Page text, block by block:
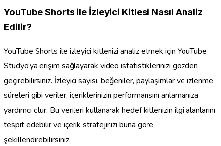
YouTube Shorts ile İzleyici Kitlesi Nasıl Analiz
Edilir?
YouTube Shorts ile izleyici kitlenizi analiz etmek için YouTube
Stüdyo’ya erişim sağlayarak video istatistiklerinizi gözden
geçirebilirsiniz. İzleyici sayısı, beğeniler, paylaşımlar ve izlenme
süreleri gibi veriler, içeriklerinizin performansını anlamanıza
yardımcı olur. Bu verileri kullanarak hedef kitlenizin ilgi alanlarını
tespit edebilir ve içerik stratejinizi buna göre
şekillendirebilirsiniz.